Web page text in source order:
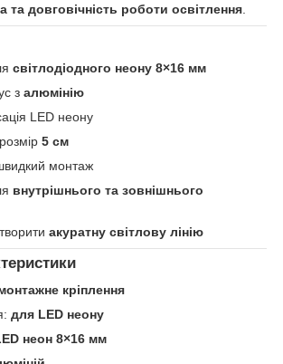
та довговічність роботи освітлення
світлодіодного неону 8×16 мм
з алюмінію
LED неону
5 см
монтаж
внутрішнього та зовнішнього
акуратну світлову лінію
кріплення
для LED неону
неон 8×16 мм